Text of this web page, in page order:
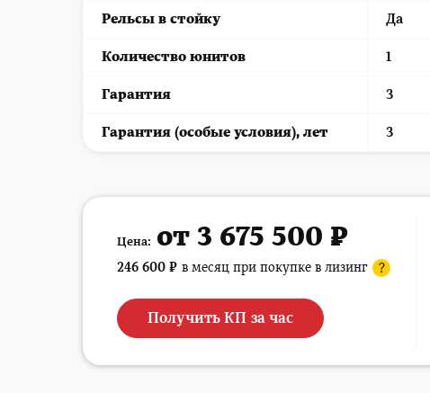
Рельсы в стойку Да
Количество юнитов 1
Гарантия 3
Гарантия (особые условия), лет 3
Цена: от 3 675 500 ₽
246 600 ₽ в месяц при покупке в лизинг ?
Получить КП за час